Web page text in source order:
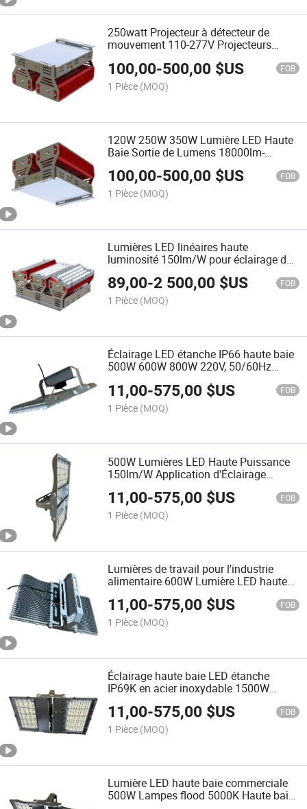
250watt Projecteur à détecteur de
mouvement 110-277V Projecteurs
d'entrepôt étanches IP65
100,00-500,00 $US FOB
1 Pièce (MOQ)
120W 250W 350W Lumière LED Haute
Baie Sortie de Lumens 18000lm-
52500lm Lumières Inondation
Industrielles de Site de Travail 100-
277V 50/60Hz Royaume-Uni
100,00-500,00 $US FOB
1 Pièce (MOQ)
Lumières LED linéaires haute
luminosité 150lm/W pour éclairage de
grange à bestiaux, cadre en acier
inoxydable 220V 50Hz Royaume-Uni
89,00-2 500,00 $US FOB
1 Pièce (MOQ)
Éclairage LED étanche IP66 haute baie
500W 600W 800W 220V, 50/60Hz
11,00-575,00 $US FOB
1 Pièce (MOQ)
500W Lumières LED Haute Puissance
150lm/W Application d'Éclairage
Intérieur Projecteur Haute Baie IP69K
Nettoyage Étanche IP67 pour Éclairage
de Transformation Alimentaire
11,00-575,00 $US FOB
1 Pièce (MOQ)
Lumières de travail pour l'industrie
alimentaire 600W Lumière LED haute
baie pour stockage à froid 6500K pour
la sécurité
11,00-575,00 $US FOB
1 Pièce (MOQ)
Éclairage haute baie LED étanche
IP69K en acier inoxydable 1500W
projecteurs haute baie
11,00-575,00 $US FOB
1 Pièce (MOQ)
Lumière LED haute baie commerciale
500W Lampes flood 5000K Haute baie